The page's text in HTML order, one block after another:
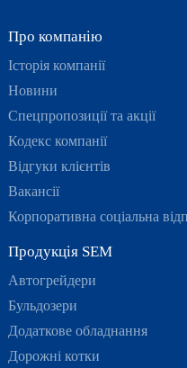
Про компанію
Історія компанії
Новини
Спецпропозиції та акції
Кодекс компанії
Відгуки клієнтів
Вакансії
Корпоративна соціальна
Продукція SEM
Автогрейдери
Бульдозери
Додаткове обладнання
Дорожні котки